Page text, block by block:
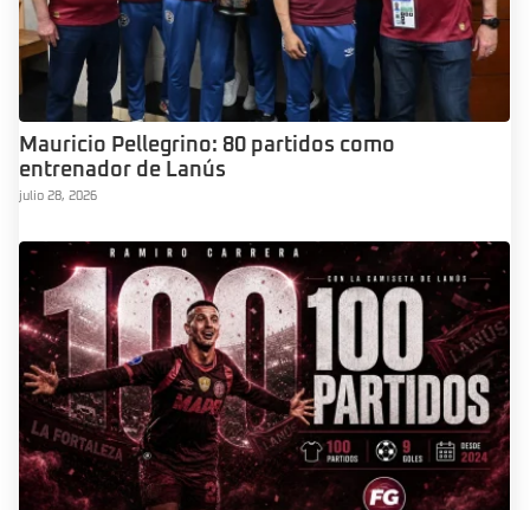
Mauricio Pellegrino: 80 partidos como
entrenador de Lanús
julio 28, 2026